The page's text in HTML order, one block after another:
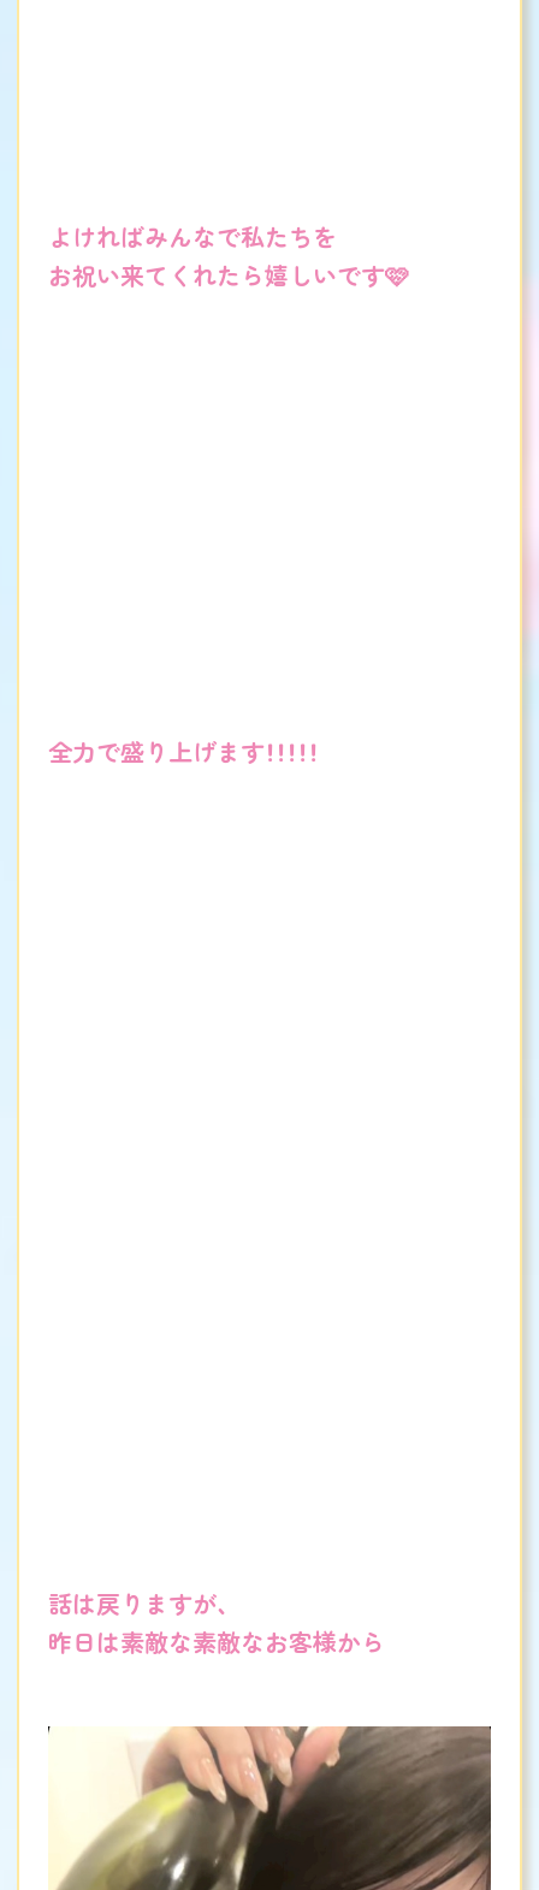
よければみんなで私たちを
お祝い来てくれたら嬉しいです🩷
全力で盛り上げます！！！！！
話は戻りますが、
昨日は素敵な素敵なお客様から